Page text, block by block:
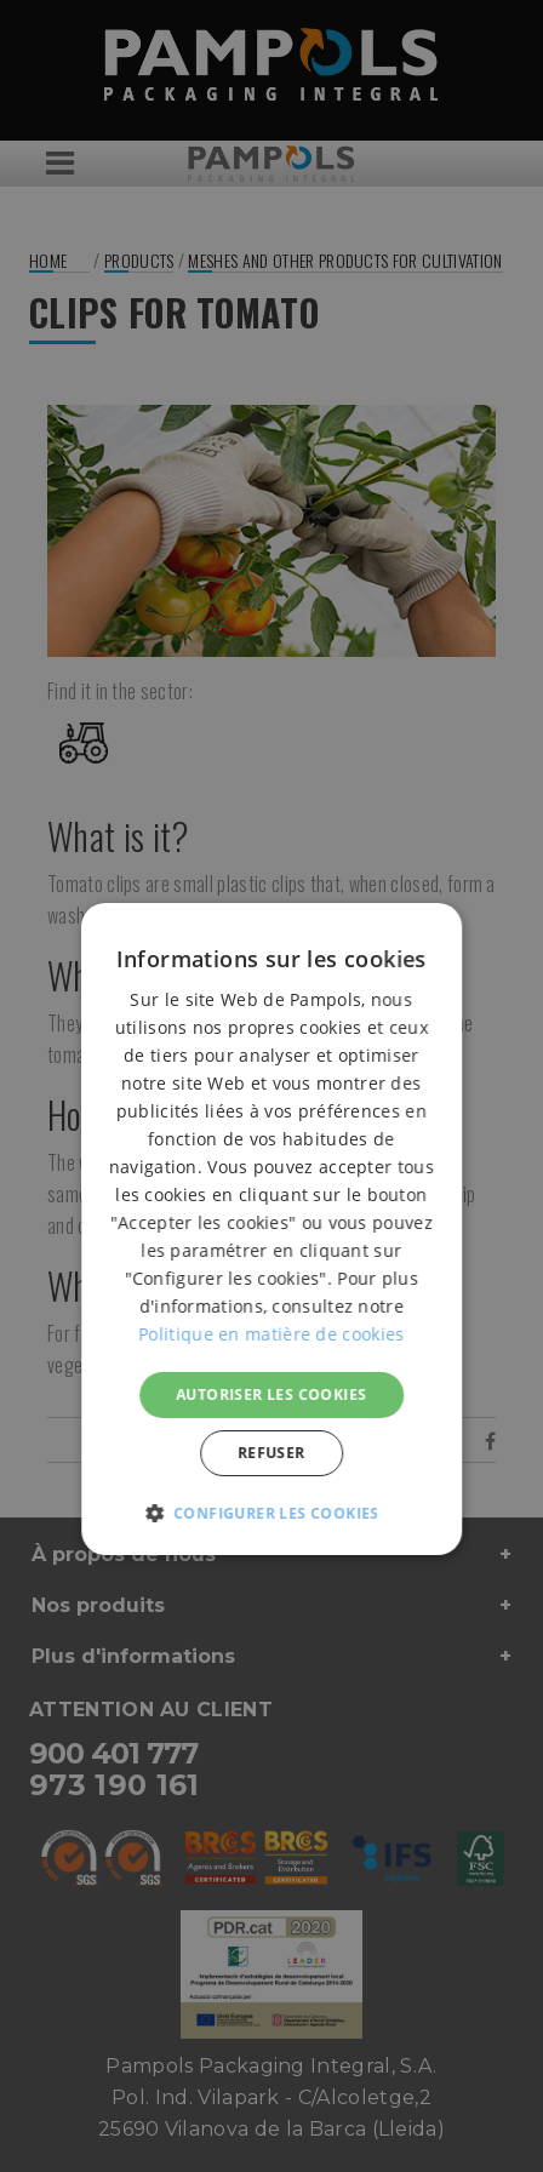
HOME / PRODUCTS /MESHES AND OTHER PRODUCTS FOR CULTIVATION
CLIPS FOR TOMATO
Find it in the sector:
What is it?
Tomato clips are small plastic clips that, when closed, form a
washer.
What is it for?
They allow a fast and safe trellising without damaging the
tomato plant.
How is it used?
The wire of the net is fixed in the internal slit and at the
same time the stem of the tomato is wrapped with the clip
and closed by pressure.
Who is it for?
For farmers or individuals who grow tomatoes and other
vegetables that need tutorado.
Share
À propos de nous
Nos produits
Plus d'informations
ATTENTION AU CLIENT
900 401 777
973 190 161
Pampols Packaging Integral, S.A.
Pol. Ind. Vilapark - C/Alcoletge,2
25690 Vilanova de la Barca (Lleida)
Informations sur les cookies
Sur le site Web de Pampols, nous
utilisons nos propres cookies et ceux
de tiers pour analyser et optimiser
notre site Web et vous montrer des
publicités liées à vos préférences en
fonction de vos habitudes de
navigation. Vous pouvez accepter tous
les cookies en cliquant sur le bouton
"Accepter les cookies" ou vous pouvez
les paramétrer en cliquant sur
"Configurer les cookies". Pour plus
d'informations, consultez notre
Politique en matière de cookies
AUTORISER LES COOKIES
REFUSER
CONFIGURER LES COOKIES
PERFORMANCE